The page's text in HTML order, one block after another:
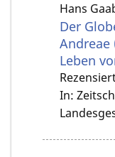
Hans
Der
Andreae
Leben
In: